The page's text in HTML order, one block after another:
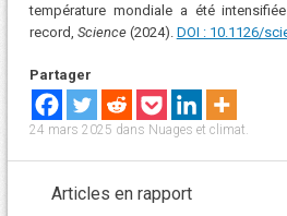
température mondiale a été
record, Science(2024). DOI : 10.1126/
Partager
24 mars 2025 dans Nuages et climat.
Articles en rapport